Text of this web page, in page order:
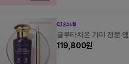
글루타치온 기미 전문
119,800원